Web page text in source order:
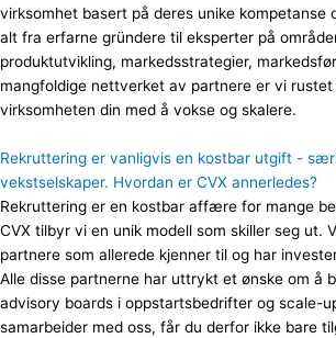
virksomhet basert på deres unike kompetanse
alt fra erfarne gründere til eksperter på
produktutvikling, markedsstrategier,
mangfoldige nettverket av partnere er vi rustet
virksomheten din med å vokse og skalere.
Rekruttering er vanligvis en kostbar utgift -
vekstselskaper. Hvordan er CVX annerledes?
Rekruttering er en kostbar affære for mange
CVX tilbyr vi en unik modell som skiller seg ut.
partnere som allerede kjenner til og har
Alle disse partnerne har uttrykt et ønske om å
advisory boards i oppstartsbedrifter og scale-
samarbeider med oss, får du derfor ikke bare